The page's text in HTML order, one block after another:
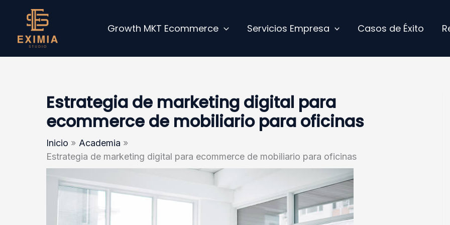
contenido
Growth MKT Ecommerce Servicios Empresa Casos de Éxito
Estrategia de marketing digital para
ecommerce de mobiliario para oficinas
Inicio
Academia
Estrategia de marketing digital para ecommerce de mobiliario para oficinas